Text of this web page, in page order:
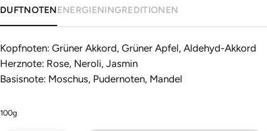
DUFTNOTENENERGIENINGREDITIONEN
Kopfnoten: Grüner Akkord, Grüner Apfel, Aldehyd-Akkord
Herznote: Rose, Neroli, Jasmin
Basisnote: Moschus, Pudernoten, Mandel
100g